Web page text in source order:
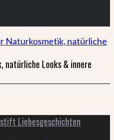
natürliche Looks & innere